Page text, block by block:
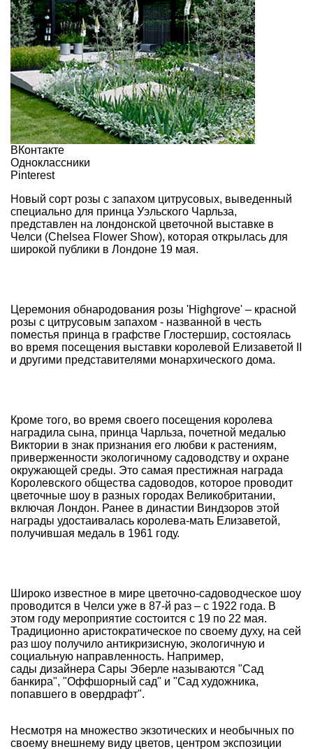
ВКонтакте
Одноклассники
Pinterest
Новый сорт розы с запахом цитрусовых, выведенный
специально для принца Уэльского Чарльза,
представлен на лондонской цветочной выставке в
Челси (Chelsea Flower Show), которая открылась для
широкой публики в Лондоне 19 мая.
Церемония обнародования розы 'Highgrove' – красной
розы с цитрусовым запахом - названной в честь
поместья принца в графстве Глостершир, состоялась
во время посещения выставки королевой Елизаветой II
и другими представителями монархического дома.
Кроме того, во время своего посещения королева
наградила сына, принца Чарльза, почетной медалью
Виктории в знак признания его любви к растениям,
приверженности экологичному садоводству и охране
окружающей среды. Это самая престижная награда
Королевского общества садоводов, которое проводит
цветочные шоу в разных городах Великобритании,
включая Лондон. Ранее в династии Виндзоров этой
награды удостаивалась королева-мать Елизаветой,
получившая медаль в 1961 году.
Широко известное в мире цветочно-садоводческое шоу
проводится в Челси уже в 87-й раз – с 1922 года. В
этом году мероприятие состоится с 19 по 22 мая.
Традиционно аристократическое по своему духу, на сей
раз шоу получило антикризисную, экологичную и
социальную направленность. Например,
сады дизайнера Сары Эберле называются "Сад
банкира", "Оффшорный сад" и "Сад художника,
попавшего в овердрафт".
Несмотря на множество экзотических и необычных по
своему внешнему виду цветов, центром экспозиции